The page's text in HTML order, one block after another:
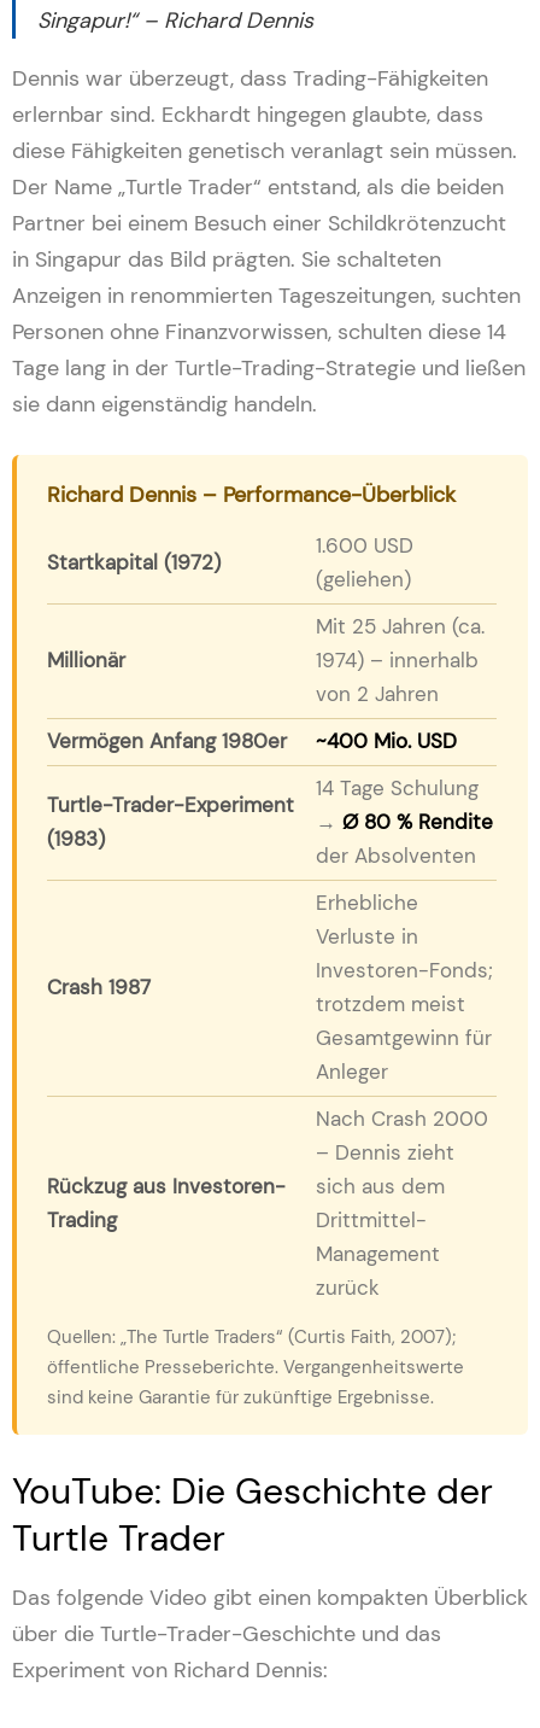
Singapur!“ – Richard Dennis
Dennis war überzeugt, dass Trading-Fähigkeiten
erlernbar sind. Eckhardt hingegen glaubte, dass
diese Fähigkeiten genetisch veranlagt sein müssen.
Der Name „Turtle Trader“ entstand, als die beiden
Partner bei einem Besuch einer Schildkrötenzucht
in Singapur das Bild prägten. Sie schalteten
Anzeigen in renommierten Tageszeitungen, suchten
Personen ohne Finanzvorwissen, schulten diese 14
Tage lang in der Turtle-Trading-Strategie und ließen
sie dann eigenständig handeln.
Richard Dennis – Performance-Überblick
Startkapital (1972)
1.600 USD
(geliehen)
Millionär
Mit 25 Jahren (ca.
1974) – innerhalb
von 2 Jahren
Vermögen Anfang 1980er
~400 Mio. USD
Turtle-Trader-Experiment
(1983)
14 Tage Schulung
→Ø 80 % Rendite
der Absolventen
Crash 1987
Erhebliche
Verluste in
Investoren-Fonds;
trotzdem meist
Gesamtgewinn für
Anleger
Rückzug aus Investoren-
Trading
Nach Crash 2000
– Dennis zieht
sich aus dem
Drittmittel-
Management
zurück
Quellen: „The Turtle Traders“ (Curtis Faith, 2007);
öffentliche Presseberichte. Vergangenheitswerte
sind keine Garantie für zukünftige Ergebnisse.
YouTube: Die Geschichte der
Turtle Trader
Das folgende Video gibt einen kompakten Überblick
über die Turtle-Trader-Geschichte und das
Experiment von Richard Dennis: